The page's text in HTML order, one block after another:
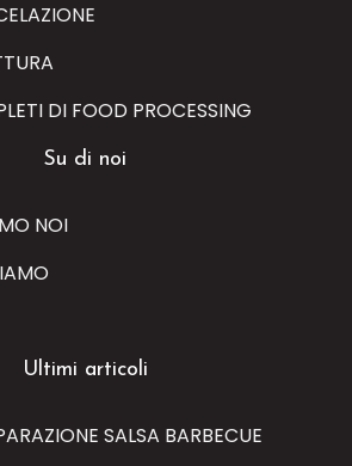
DI FOOD PROCESSING
Su di noi
NOI
Ultimi articoli
SALSA BARBECUE